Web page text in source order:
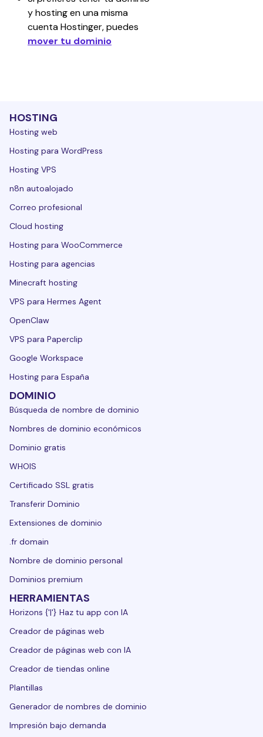
y hosting en una misma
cuenta Hostinger, puedes
mover tu dominio
HOSTING
Hosting web
Hosting para WordPress
Hosting VPS
n8n autoalojado
Correo profesional
Cloud hosting
Hosting para WooCommerce
Hosting para agencias
Minecraft hosting
VPS para Hermes Agent
OpenClaw
VPS para Paperclip
Google Workspace
Hosting para España
DOMINIO
Búsqueda de nombre de dominio
Nombres de dominio económicos
Dominio gratis
WHOIS
Certificado SSL gratis
Transferir Dominio
Extensiones de dominio
.fr domain
Nombre de dominio personal
Dominios premium
HERRAMIENTAS
Horizons {'|'} Haz tu app con IA
Creador de páginas web
Creador de páginas web con IA
Creador de tiendas online
Plantillas
Generador de nombres de dominio
Impresión bajo demanda